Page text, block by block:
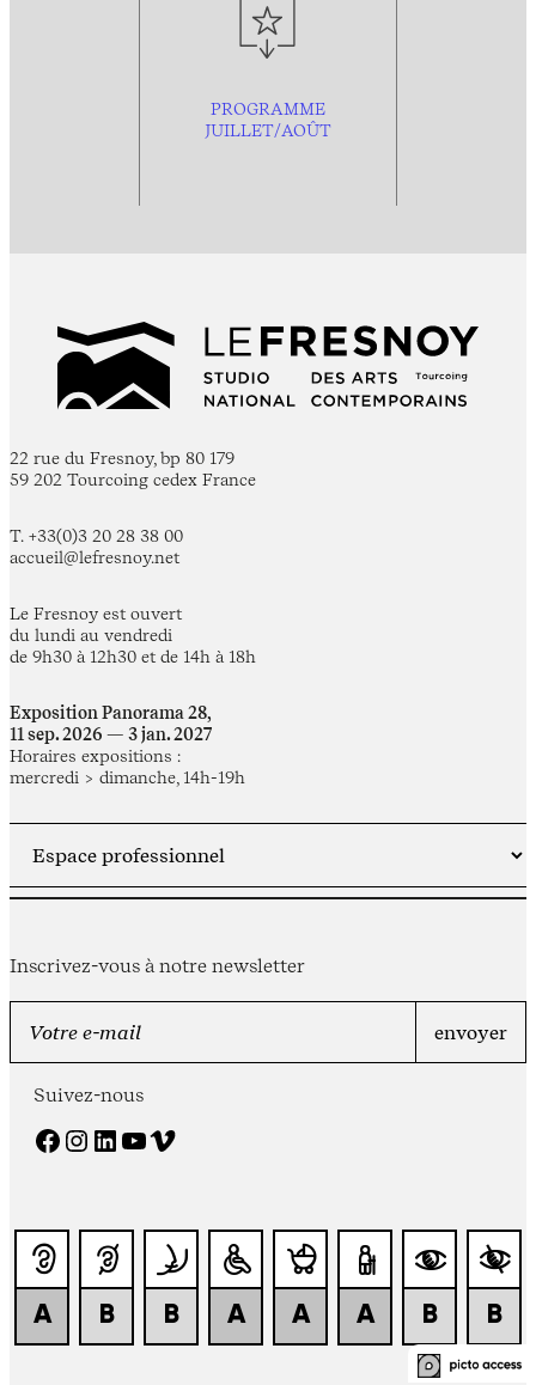
PROGRAMME
JUILLET/AOÛT
22 rue du Fresnoy, bp 80 179
59 202 Tourcoing cedex France
T. +33(0)3 20 28 38 00
accueil@lefresnoy.net
Le Fresnoy est ouvert
du lundi au vendredi
de 9h30 à 12h30 et de 14h à 18h
Exposition Panorama 28,
11 sep. 2026 — 3 jan. 2027
Horaires expositions :
mercredi > dimanche, 14h-19h
Inscrivez-vous à notre newsletter
Suivez-nous
Facebook Instagram LinkedIn YouTube Vimeo